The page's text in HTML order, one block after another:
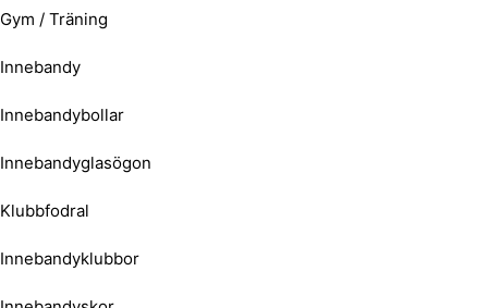
Gym / Träning
Innebandy
Innebandybollar
Innebandyglasögon
Klubbfodral
Innebandyklubbor